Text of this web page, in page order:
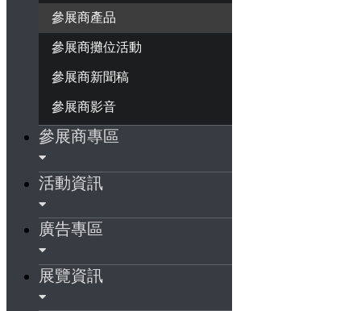
參展商產品
參展商攤位活動
參展商新聞稿
參展商影音
參展商專區
活動資訊
廣告專區
展覽資訊